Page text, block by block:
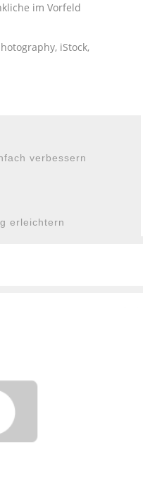
im Vorfeld
iStock,
verbessern
erleichtern